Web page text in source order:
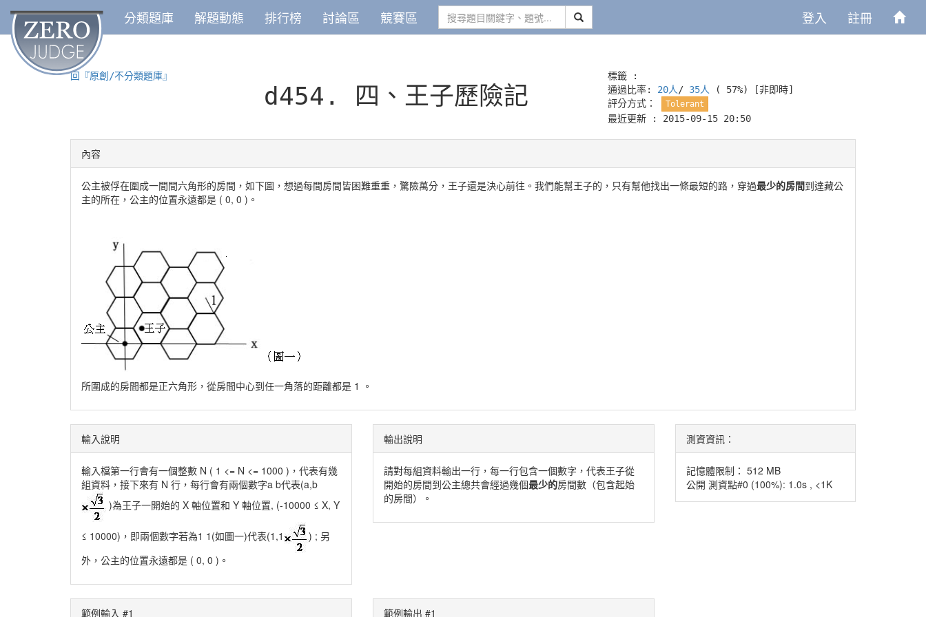
分類題庫 解題動態 排行榜 討論區 競賽區 登入 註冊
回『原創/不分類題庫』
d454. 四、王子歷險記
標籤 :
通過比率: 20人 / 35人 ( 57%)
[非即時]
評分方式：
Tolerant
最近更新 : 2015-09-15 20:50
內容
公主被俘在圍成一間間六角形的房間，如下圖，想過每間房間皆困難重重，驚險萬分，王子還是決心前往。我們能幫王子的，只有幫他找出一條最短的路，穿過最少的房間到達藏公
主的所在，公主的位置永遠都是 ( 0, 0 )。
所圍成的房間都是正六角形，從房間中心到任一角落的距離都是 1 。
輸入說明
輸入檔第一行會有一個整數 N ( 1 <= N <= 1000 )，代表有幾
組資料，接下來有 N 行，每行會有兩個數字a b代表(a,b
)為王子一開始的 X 軸位置和 Y 軸位置, (-10000 ≤ X, Y
≤ 10000)，即兩個數字若為1 1(如圖一)代表(1,1
) ; 另
外，公主的位置永遠都是 ( 0, 0 )。
輸出說明
請對每組資料輸出一行，每一行包含一個數字，代表王子從
開始的房間到公主總共會經過幾個最少的房間數（包含起始
的房間）。
範例輸入 #1 範例輸出 #1
測資資訊：
記憶體限制： 512 MB
公開 測資點#0 (100%): 1.0s , <1K